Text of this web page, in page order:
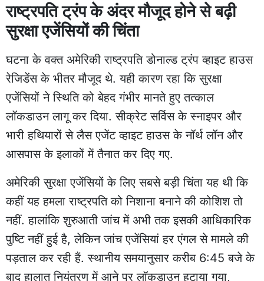
राष्ट्रपति ट्रंप के अंदर मौजूद होने से बढ़ी
सुरक्षा एजेंसियों की चिंता
घटना के वक्त अमेरिकी राष्ट्रपति डोनाल्ड ट्रंप व्हाइट हाउस
रेजिडेंस के भीतर मौजूद थे. यही कारण रहा कि सुरक्षा
एजेंसियों ने स्थिति को बेहद गंभीर मानते हुए तत्काल
लॉकडाउन लागू कर दिया. सीक्रेट सर्विस के स्नाइपर और
भारी हथियारों से लैस एजेंट व्हाइट हाउस के नॉर्थ लॉन और
आसपास के इलाकों में तैनात कर दिए गए.
अमेरिकी सुरक्षा एजेंसियों के लिए सबसे बड़ी चिंता यह थी कि
कहीं यह हमला राष्ट्रपति को निशाना बनाने की कोशिश तो
नहीं. हालांकि शुरुआती जांच में अभी तक इसकी आधिकारिक
पुष्टि नहीं हुई है, लेकिन जांच एजेंसियां हर एंगल से मामले की
पड़ताल कर रही हैं. स्थानीय समयानुसार करीब 6:45 बजे के
बाद हालात नियंत्रण में आने पर लॉकडाउन हटाया गया,